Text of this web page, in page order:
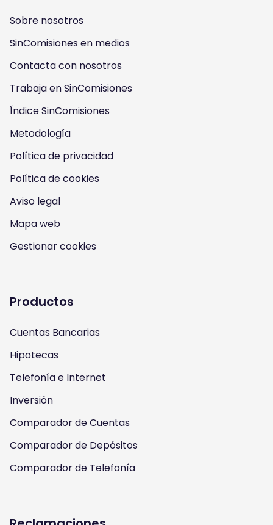
l
o
w
u
s
o
n
n
s
a
a
m
o
w
u
s
o
n
o
u
u
o
w
u
s
o
n
a
c
b
k
o
w
u
s
n
i
t
Sobre nosotros
SinComisiones en medios
Contacta con nosotros
Trabaja en SinComisiones
Índice SinComisiones
Metodología
Política de privacidad
Política de cookies
Aviso legal
Mapa web
Gestionar cookies
Productos
Cuentas Bancarias
Hipotecas
Telefonía e Internet
Inversión
Comparador de Cuentas
Comparador de Depósitos
Comparador de Telefonía